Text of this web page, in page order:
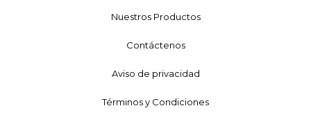
Nuestros Productos
Contáctenos
Aviso de privacidad
Términos y Condiciones